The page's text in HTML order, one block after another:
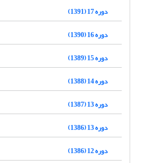
دوره 17 (1391)
دوره 16 (1390)
دوره 15 (1389)
دوره 14 (1388)
دوره 13 (1387)
دوره 13 (1386)
دوره 12 (1386)